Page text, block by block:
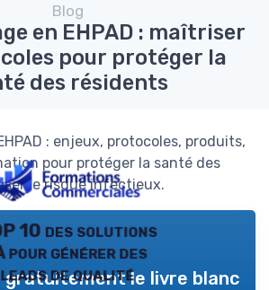
Blog
en EHPAD : maîtriser
pour protéger la
des résidents
: enjeux, protocoles, produits,
pour protéger la santé des
le risque infectieux.
10 des solutions
pour générer des
leads de qualité
gratuitement le livre blanc